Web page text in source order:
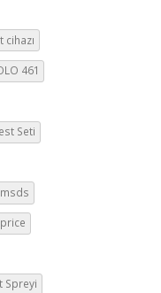
461
Seti
Spreyi